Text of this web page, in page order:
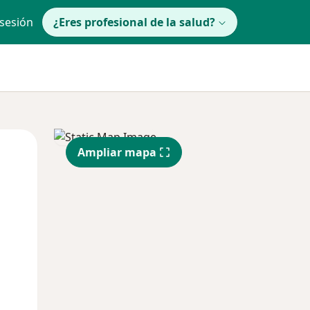
¿Eres profesional de la salud?
Mar
11 Ago
Mié
12 Ago
Ampliar mapa